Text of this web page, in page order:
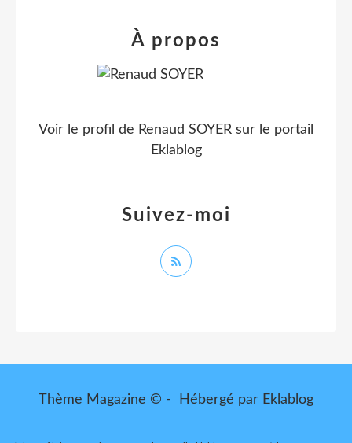
Suivez-moi
À propos
Voir le profil de Renaud SOYER sur le portail
Eklablog
Thème Magazine © - Hébergé par Eklablog